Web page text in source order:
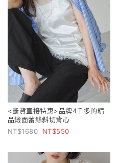
<斷貨直接特惠>品牌4千多的精
品緞面蕾絲斜切背心
1680
550